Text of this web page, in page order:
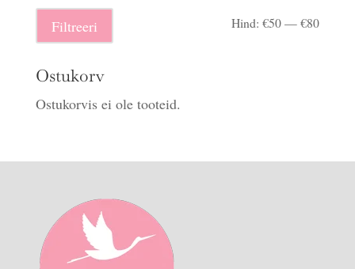
Filtreeri Hind:€50—€80
Ostukorv
Ostukorvis ei ole tooteid.